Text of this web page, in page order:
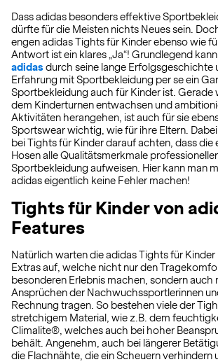
Dass adidas besonders effektive
dürfte für die Meisten nichts Neues sein.
engen adidas Tights für Kinder ebenso wie
Antwort ist ein klares „Ja“! Grundlegend
adidas durch seine lange Erfolgsgeschichte
Erfahrung mit Sportbekleidung per se ein
Sportbekleidung auch für Kinder ist. Gerade
dem Kinderturnen entwachsen und
Aktivitäten herangehen, ist auch für sie
Sportswear wichtig, wie für ihre Eltern.
bei Tights für Kinder darauf achten, dass die
Hosen alle Qualitätsmerkmale
Sportbekleidung aufweisen. Hier kann man
adidas eigentlich keine Fehler machen!
Tights für Kinder von
Features
Natürlich warten die adidas Tights für
Extras auf, welche nicht nur den
besonderen Erlebnis machen, sondern auch
Ansprüchen der Nachwuchssportlerinnen
Rechnung tragen. So bestehen viele der
stretchigem Material, wie z.B. dem
Climalite®, welches auch bei hoher
behält. Angenehm, auch bei längerer
die Flachnähte, die ein Scheuern verhindern